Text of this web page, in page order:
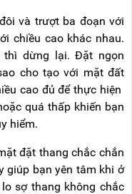
và trượt ba đoạn với
chiều cao khác nhau.
thì dừng lại. Đặt ngọn
cho tạo với mặt đất
cao đủ để thực hiện
quá thấp khiến bạn
hiểm.
đặt thang chắc chắn
giúp bạn yên tâm khi ở
sợ thang không chắc